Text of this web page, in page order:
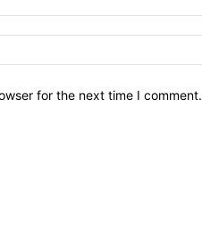
for the next time I comment.